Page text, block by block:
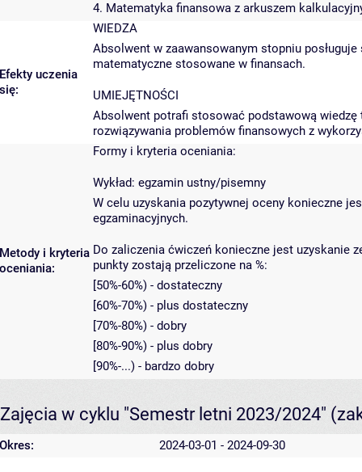
4. Matematyka finansowa z arkuszem
Efekty uczenia
się:
WIEDZA
Absolwent w zaawansowanym stopniu
matematyczne stosowane w finansach.
UMIEJĘTNOŚCI
Absolwent potrafi stosować podstawową
rozwiązywania problemów finansowych z
Metody i kryteria
oceniania:
Formy i kryteria oceniania:
Wykład: egzamin ustny/pisemny
W celu uzyskania pozytywnej oceny konieczne
egzaminacyjnych.
Do zaliczenia ćwiczeń konieczne jest uzyskanie
punkty zostają przeliczone na %:
[50%-60%) - dostateczny
[60%-70%) - plus dostateczny
[70%-80%) - dobry
[80%-90%) - plus dobry
[90%-...) - bardzo dobry
Zajęcia w cyklu "Semestr letni 2023/2024"
Okres: 2024-03-01 - 2024-09-30